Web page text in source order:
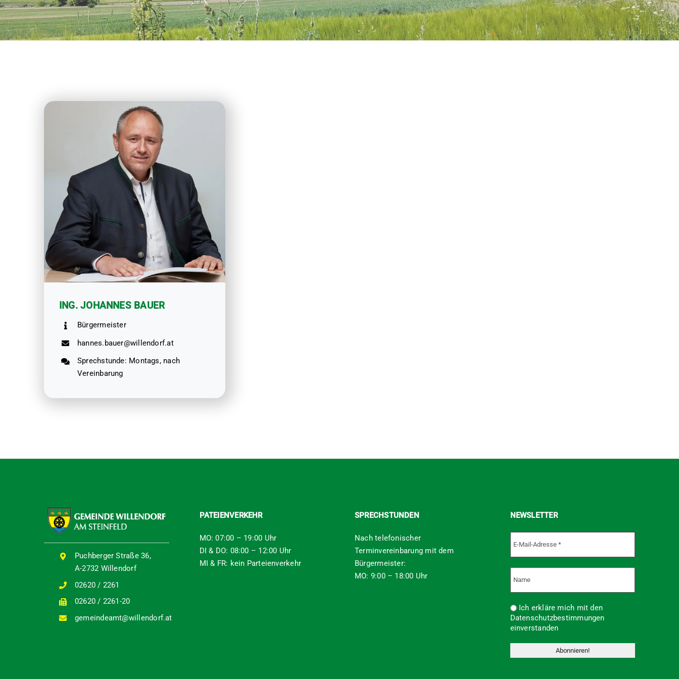
ING. JOHANNES BAUER
Bürgermeister
hannes.bauer@willendorf.at
Sprechstunde: Montags, nach
Vereinbarung
Puchberger Straße 36,
A-2732 Willendorf
02620 / 2261
02620 / 2261-20
gemeindeamt@willendorf.at
PATEIENVERKEHR
MO: 07:00 – 19:00 Uhr
DI & DO: 08:00 – 12:00 Uhr
MI & FR: kein Parteienverkehr
SPRECHSTUNDEN
Nach telefonischer
Terminvereinbarung mit dem
Bürgermeister:
MO: 9:00 – 18:00 Uhr
NEWSLETTER
Ich erkläre mich mit den
Datenschutzbestimmungen
einverstanden